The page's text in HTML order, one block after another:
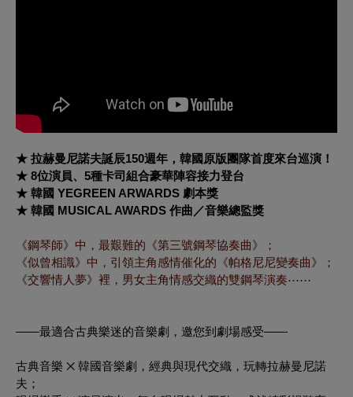
★ 拉赫曼尼諾夫誕辰150週年，韓國原版團隊首度來台巡演！
★ 8位演員、5種卡司組合豪華陣容接力登台
★ 韓國 YEGREEN ARWARDS 劇本獎
★ 韓國 MUSICAL AWARDS 作曲／音樂總監獎
《鋼琴師》中，最艱難的《第三號鋼琴協奏曲》；
《似曾相識》中，引領主角感情催化的《帕格尼尼變奏曲》；
《交響情人夢》裡，男女主角情感交織的雙鋼琴演奏⋯⋯
——最適合古典樂迷的音樂劇，邀您到劇場感受——
古典音樂 ྾ 韓國音樂劇，經典與現代交織，玩轉拉赫曼尼諾
夫；